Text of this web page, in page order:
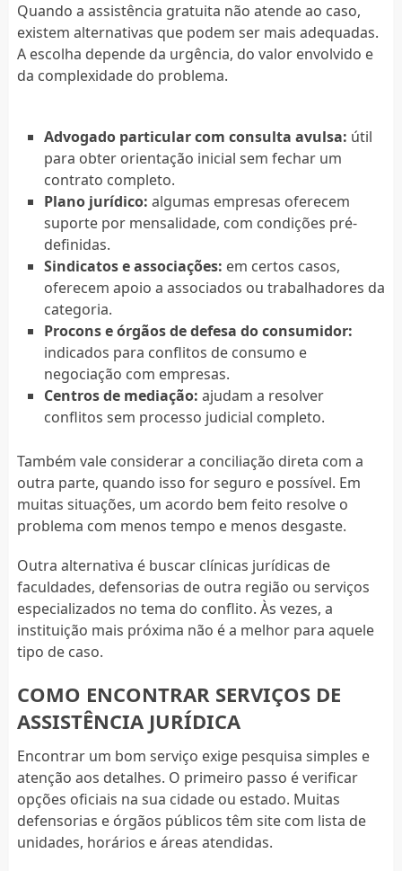
Quando a assistência gratuita não atende ao caso,
existem alternativas que podem ser mais adequadas.
A escolha depende da urgência, do valor envolvido e
da complexidade do problema.
Advogado particular com consulta avulsa: útil
para obter orientação inicial sem fechar um
contrato completo.
Plano jurídico: algumas empresas oferecem
suporte por mensalidade, com condições pré-
definidas.
Sindicatos e associações: em certos casos,
oferecem apoio a associados ou trabalhadores da
categoria.
Procons e órgãos de defesa do consumidor:
indicados para conflitos de consumo e
negociação com empresas.
Centros de mediação: ajudam a resolver
conflitos sem processo judicial completo.
Também vale considerar a conciliação direta com a
outra parte, quando isso for seguro e possível. Em
muitas situações, um acordo bem feito resolve o
problema com menos tempo e menos desgaste.
Outra alternativa é buscar clínicas jurídicas de
faculdades, defensorias de outra região ou serviços
especializados no tema do conflito. Às vezes, a
instituição mais próxima não é a melhor para aquele
tipo de caso.
COMO ENCONTRAR SERVIÇOS DE
ASSISTÊNCIA JURÍDICA
Encontrar um bom serviço exige pesquisa simples e
atenção aos detalhes. O primeiro passo é verificar
opções oficiais na sua cidade ou estado. Muitas
defensorias e órgãos públicos têm site com lista de
unidades, horários e áreas atendidas.